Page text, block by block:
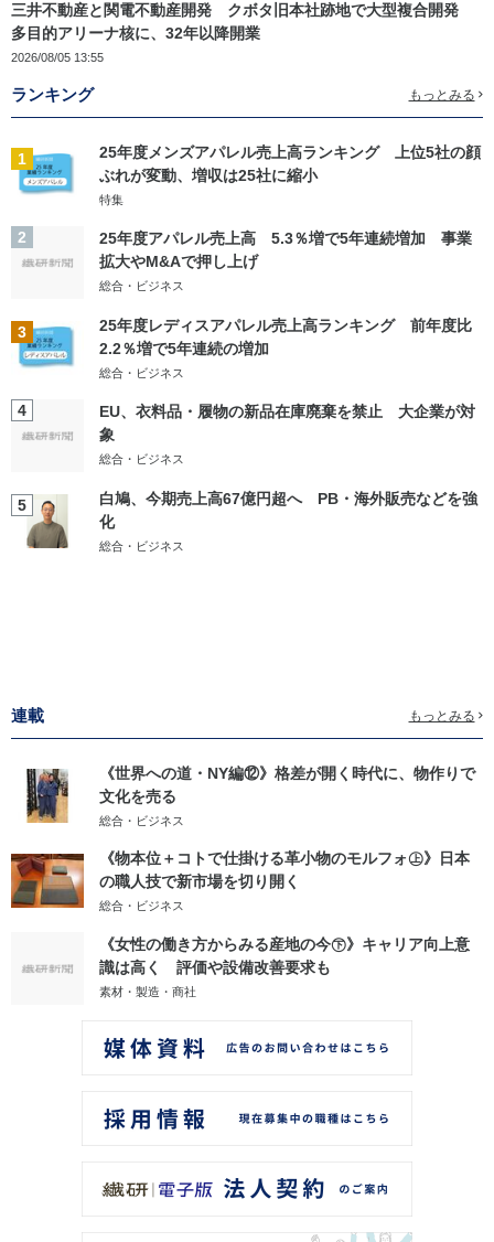
三井不動産と関電不動産開発 クボタ旧本社跡地で大型複合開発
多目的アリーナ核に、32年以降開業
2026/08/05 13:55
ランキング もっとみる
1
25年度メンズアパレル売上高ランキング 上位5社の顔
ぶれが変動、増収は25社に縮小
特集
2
25年度アパレル売上高 5.3％増で5年連続増加 事業
拡大やM&Aで押し上げ
総合・ビジネス
3
25年度レディスアパレル売上高ランキング 前年度比
2.2％増で5年連続の増加
総合・ビジネス
4
EU、衣料品・履物の新品在庫廃棄を禁止 大企業が対
象
総合・ビジネス
5
白鳩、今期売上高67億円超へ PB・海外販売などを強
化
総合・ビジネス
連載 もっとみる
《世界への道・NY編⑫》格差が開く時代に、物作りで
文化を売る
総合・ビジネス
《物本位＋コトで仕掛ける革小物のモルフォ㊤》日本
の職人技で新市場を切り開く
総合・ビジネス
《女性の働き方からみる産地の今㊦》キャリア向上意
識は高く 評価や設備改善要求も
素材・製造・商社